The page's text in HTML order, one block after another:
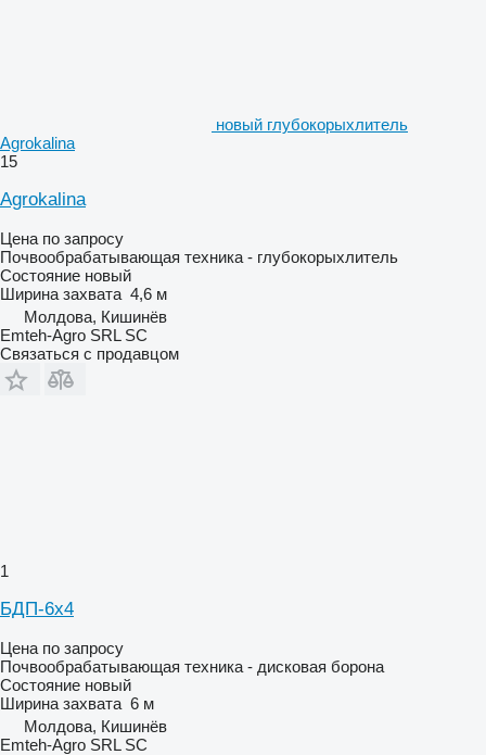
новый глубокорыхлитель
Agrokalina
15
Agrokalina
Цена по запросу
Почвообрабатывающая техника - глубокорыхлитель
Состояние новый
Ширина захвата 4,6 м
Молдова, Кишинёв
Emteh-Agro SRL SC
Связаться с продавцом
1
БДП-6х4
Цена по запросу
Почвообрабатывающая техника - дисковая борона
Состояние новый
Ширина захвата 6 м
Молдова, Кишинёв
Emteh-Agro SRL SC